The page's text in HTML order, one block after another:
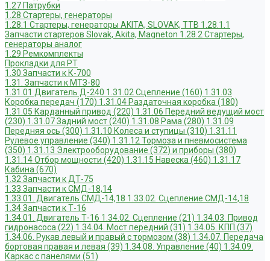
1.27 Патрубки
1.28 Стартеры, генераторы
1.28.1 Стартеры, генераторы AKITA, SLOVAK, ТТВ 1.28.1.1
Запчасти стартеров Slovak, Akita, Magneton 1.28.2 Стартеры,
генераторы аналог
1.29 Ремкомплекты
Прокладки для РТ
1.30 Запчасти к К-700
1.31. Запчасти к МТЗ-80
1.31.01 Двигатель Д-240 1.31.02 Сцепление (160) 1.31.03
Коробка передач (170) 1.31.04 Раздаточная коробка (180)
1.31.05 Карданный привод (220) 1.31.06 Передний ведущий мост
(230) 1.31.07 Задний мост (240) 1.31.08 Рама (280) 1.31.09
Передняя ось (300) 1.31.10 Колеса и ступицы (310) 1.31.11
Рулевое управление (340) 1.31.12 Тормоза и пневмосистема
(350) 1.31.13 Электрооборудование (372) и приборы (380)
1.31.14 Отбор мощности (420) 1.31.15 Навеска (460) 1.31.17
Кабина (670)
1.32 Запчасти к ДТ-75
1.33 Запчасти к СМД-18,14
1.33.01. Двигатель СМД-14,18 1.33.02. Сцепление СМД-14,18
1.34 Запчасти к Т-16
1.34.01. Двигатель Т-16 1.34.02. Сцепление (21) 1.34.03. Привод
гидронасоса (22) 1.34.04. Мост передний (31) 1.34.05. КПП (37)
1.34.06. Рукав левый и правый с тормозом (38) 1.34.07. Передача
бортовая правая и левая (39) 1.34.08. Управление (40) 1.34.09.
Каркас с панелями (51)